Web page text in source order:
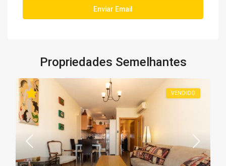
Propriedades Semelhantes
VENDIDO